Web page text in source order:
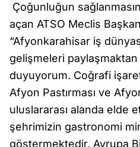
Çoğunluğun
açan ATSO Meclis
“Afyonkarahisar iş
gelişmeleri
duyuyorum. Coğrafi
Afyon Pastırması ve
uluslararası alanda elde
şehrimizin gastronomi
göstermektedir. Avrupa